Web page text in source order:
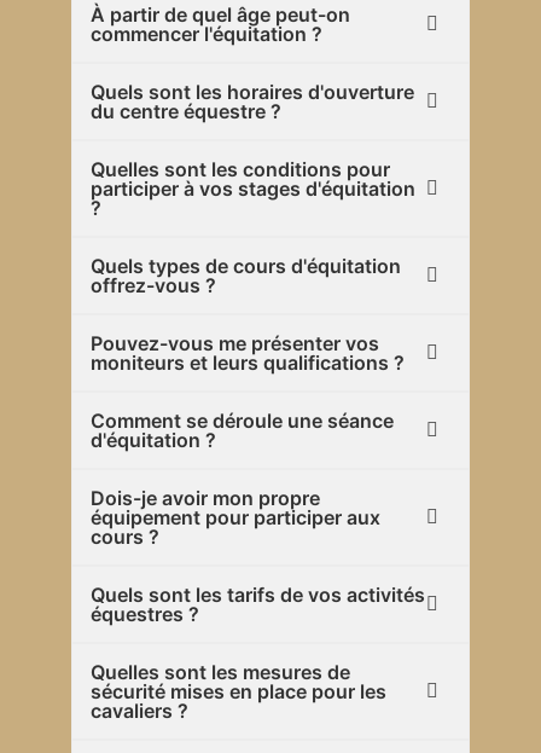
À partir de quel âge peut-on
commencer l'équitation ?
Quels sont les horaires d'ouverture
du centre équestre ?
Quelles sont les conditions pour
participer à vos stages d'équitation
?
Quels types de cours d'équitation
offrez-vous ?
Pouvez-vous me présenter vos
moniteurs et leurs qualifications ?
Comment se déroule une séance
d'équitation ?
Dois-je avoir mon propre
équipement pour participer aux
cours ?
Quels sont les tarifs de vos activités
équestres ?
Quelles sont les mesures de
sécurité mises en place pour les
cavaliers ?